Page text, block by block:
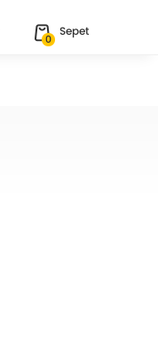
0
Sepet